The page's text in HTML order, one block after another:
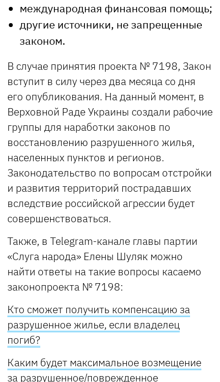
международная финансовая помощь;
другие источники, не запрещенные
законом.
В случае принятия проекта № 7198, Закон
вступит в силу через два месяца со дня
его опубликования. На данный момент, в
Верховной Раде Украины создали рабочие
группы для наработки законов по
восстановлению разрушенного жилья,
населенных пунктов и регионов.
Законодательство по вопросам отстройки
и развития территорий пострадавших
вследствие российской агрессии будет
совершенствоваться.
Также, в Telegram-канале главы партии
«Слуга народа» Елены Шуляк можно
найти ответы на такие вопросы касаемо
законопроекта № 7198:
Кто сможет получить компенсацию за
разрушенное жилье, если владелец
погиб?
Каким будет максимальное возмещение
за разрушенное/поврежденное